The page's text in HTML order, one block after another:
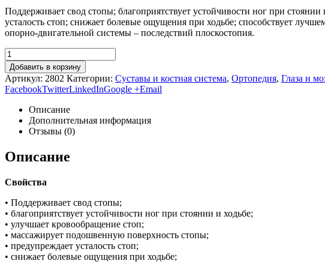
Поддерживает свод стопы; благоприятствует устойчивости ног при
усталость стоп; снижает болевые ощущения при ходьбе; способствует
опорно-двигательной системы – последствий плоскостопия.
Добавить в корзину
Артикул: 2802 Категории: Суставы и костная система, Ортопедия, Глаза и
FacebookTwitterLinkedInGoogle +Email
Описание
Дополнительная информация
Отзывы (0)
Описание
Свойства
• Поддерживает свод стопы;
• благоприятствует устойчивости ног при стоянии и ходьбе;
• улучшает кровообращение стоп;
• массажирует подошвенную поверхность стопы;
• предупреждает усталость стоп;
• снижает болевые ощущения при ходьбе;